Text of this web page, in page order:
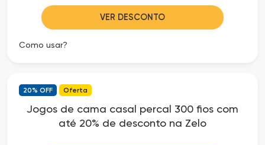
VER DESCONTO
Como usar?
20% OFF Oferta
Jogos de cama casal percal 300 fios com
até 20% de desconto na Zelo